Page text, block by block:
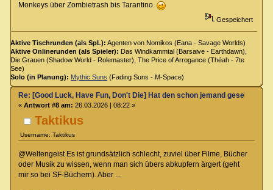
Monkeys über Zombietrash bis Tarantino.
Gespeichert
Aktive Tischrunden (als SpL): Agenten von Nomikos (Eana - Savage Worlds)
Aktive Onlinerunden (als Spieler): Das Windkammtal (Barsaive - Earthdawn),
Die Grauen (Shadow World - Rolemaster), The Price of Arrogance (Théah - 7te
See)
Solo (in Planung): Mythic Suns (Fading Suns - M-Space)
Taktikus
Username: Taktikus
Re: [Good Luck, Have Fun, Don't Die] Hat den schon jemand gesehen?
« Antwort #8 am: 26.03.2026 | 08:22 »
@Weltengeist Es ist grundsätzlich schlecht, zuviel über Filme, Bücher
oder Musik zu wissen, wenn man sich übers abkupfern ärgert (geht
mir so bei SF-Büchern). Aber ...